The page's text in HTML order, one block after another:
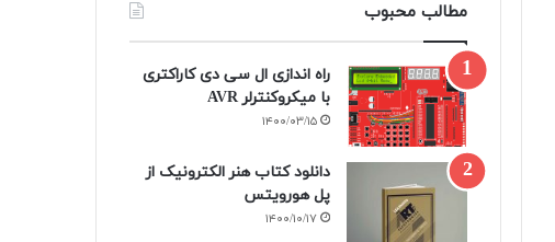
مطالب محبوب
راه اندازی ال سی دی کاراکتری
با میکروکنترلر AVR
۱۴۰۰/۰۳/۱۵
دانلود کتاب هنر الکترونیک از
پل هورویتس
۱۴۰۰/۱۰/۱۷